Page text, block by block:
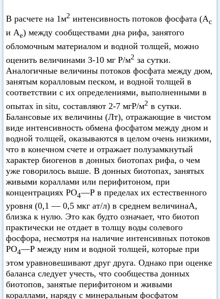
В расчете на 1м2 интенсивность потоков фосфата (Ас
и Ае) между сообществами дна рифа, занятого
обломочным материалом и водной толщей, можно
оценить величинами 3-10 мг Р/м2 за сутки.
Аналогичные величины потоков фосфата между дюм,
занятым коралловым песком, и водной толщей в
соответствии с их определениями, выполненными в
опытах in situ, составляют 2-7 мгР/м2 в сутки.
Балансовые их величины (Лт), отражающие в чистом
виде интенсивность обмена фосфатом между дном и
водной толщей, оказываются в целом очень низкими,
что в конечном счете и отражает полузамкнутый
характер биогенов в донных биотопах рифа, о чем
уже говорилось выше. В донных биотопах, занятых
живыми кораллами или перифитоном, при
концентрациях РО4—Р в пределах их естественного
уровня (0,1 — 0,5 мкг ат/л) в среднем величинаА,
близка к нулю. Это как будто означает, что биотоп
практически не отдает в толщу воды солевого
фосфора, несмотря на наличие интенсивных потоков
РО4—Р между ним и водной толщей, которые при
этом уравновешивают друг друга. Однако при оценке
баланса следует учесть, что сообщества донных
биотопов, занятые перифитоном и живыми
кораллами, наряду с минеральным фосфатом